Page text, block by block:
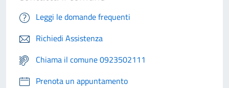
Leggi le domande frequenti
Richiedi Assistenza
Chiama il comune 0923502111
Prenota un appuntamento